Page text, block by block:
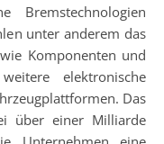
Bremstechnologien
unter anderem das
Komponenten und
elektronische
Das
über einer Milliarde